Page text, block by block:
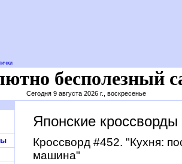
бесполезный
Сегодня 9 августа 2026 г., воскресенье
Японские
Кроссворд #452. "Кухня:
машина"